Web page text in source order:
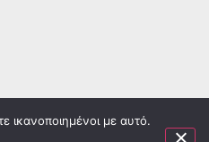
ικανοποιημένοι με αυτό.